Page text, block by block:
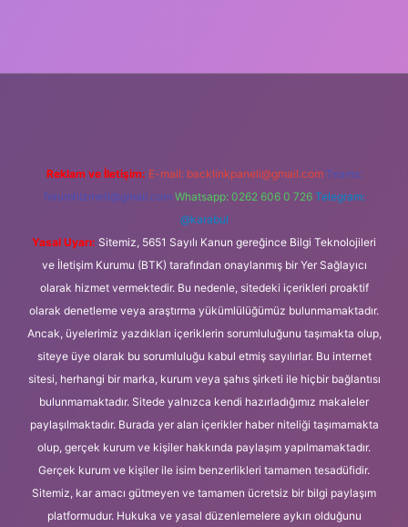
Reklam ve İletişim: E-mail: backlinkpaneli@gmail.com Teams:
forumhizmeti@gmail.com Whatsapp: 0262 606 0 726 Telegram:
@karabul
Yasal Uyarı: Sitemiz, 5651 Sayılı Kanun gereğince Bilgi Teknolojileri
ve İletişim Kurumu (BTK) tarafından onaylanmış bir Yer Sağlayıcı
olarak hizmet vermektedir. Bu nedenle, sitedeki içerikleri proaktif
olarak denetleme veya araştırma yükümlülüğümüz bulunmamaktadır.
Ancak, üyelerimiz yazdıkları içeriklerin sorumluluğunu taşımakta olup,
siteye üye olarak bu sorumluluğu kabul etmiş sayılırlar. Bu internet
sitesi, herhangi bir marka, kurum veya şahıs şirketi ile hiçbir bağlantısı
bulunmamaktadır. Sitede yalnızca kendi hazırladığımız makaleler
paylaşılmaktadır. Burada yer alan içerikler haber niteliği taşımamakta
olup, gerçek kurum ve kişiler hakkında paylaşım yapılmamaktadır.
Gerçek kurum ve kişiler ile isim benzerlikleri tamamen tesadüfidir.
Sitemiz, kar amacı gütmeyen ve tamamen ücretsiz bir bilgi paylaşım
platformudur. Hukuka ve yasal düzenlemelere aykırı olduğunu